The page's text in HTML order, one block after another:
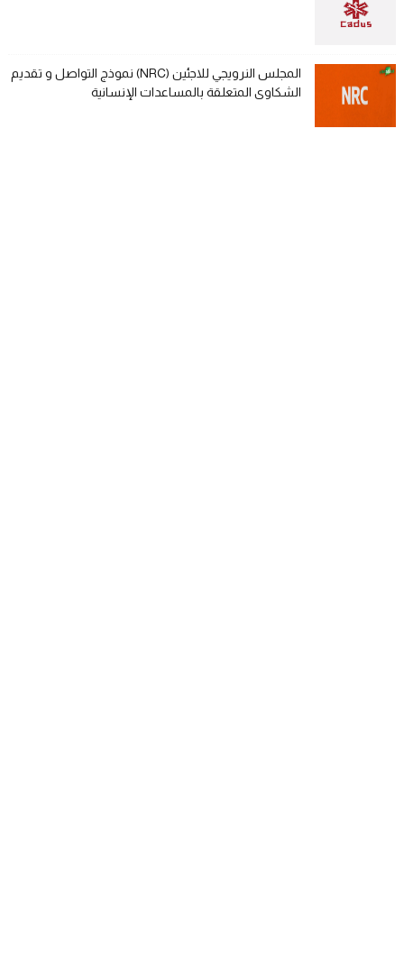
المجلس النرويجي للاجئين (NRC) نموذج التواصل و تقديم
الشكاوى المتعلقة بالمساعدات الإنسانية